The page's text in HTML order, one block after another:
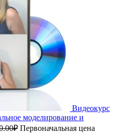
Видеокурс
моделирование и
₽ Первоначальная цена